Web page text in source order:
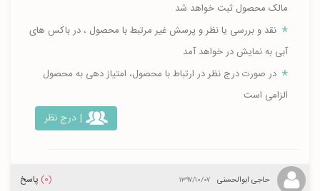
مالک محصول ثبت خواهد شد
نقد و بررسی یا نظر و پرسش غیر مرتبط با محصول ، در باکس های
آبی به نمایش در خواهد آمد
در صورت درج نظر در ارتباط با محصول، امتیاز دهی به محصول
الزامی است
| درج نظر
حاجی ابوالحسنی ۱۳۹۷/۱۰/۰۷ (0) پاسخ